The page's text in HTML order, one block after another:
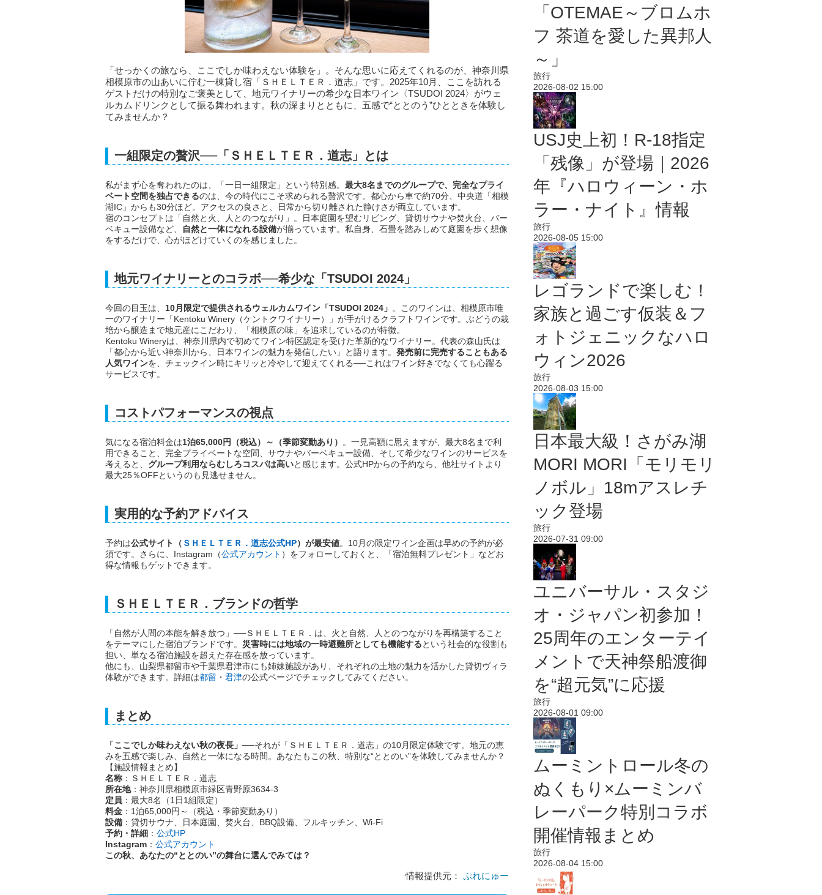
「せっかくの旅なら、ここでしか味わえない体験を」。そんな思いに応えてくれるのが、神奈川県
相模原市の山あいに佇む一棟貸し宿「ＳＨＥＬＴＥＲ．道志」です。2025年10月、ここを訪れる
ゲストだけの特別なご褒美として、地元ワイナリーの希少な日本ワイン〈TSUDOI 2024〉がウェ
ルカムドリンクとして振る舞われます。秋の深まりとともに、五感で“ととのう”ひとときを体験し
てみませんか？
一組限定の贅沢──「ＳＨＥＬＴＥＲ．道志」とは
私がまず心を奪われたのは、「一日一組限定」という特別感。 最大8名までのグループで、完全なプライ
ベート空間を独占できるのは、今の時代にこそ求められる贅沢です。都心から車で約70分、中央道「相模
湖IC」からも30分ほど。アクセスの良さと、日常から切り離された静けさが両立しています。
宿のコンセプトは「自然と火、人とのつながり」。日本庭園を望むリビング、貸切サウナや焚火台、バー
ベキュー設備など、
自然と一体になれる設備が揃っています。私自身、石畳を踏みしめて庭園を歩く想像
をするだけで、心がほどけていくのを感じました。
地元ワイナリーとのコラボ──希少な「TSUDOI 2024」
今回の目玉は、 10月限定で提供されるウェルカムワイン「TSUDOI 2024」 。このワインは、相模原市唯
一のワイナリー「Kentoku Winery（ケントクワイナリー）」が手がけるクラフトワインです。ぶどうの栽
培から醸造まで地元産にこだわり、「相模原の味」を追求しているのが特徴。
Kentoku Wineryは、神奈川県内で初めてワイン特区認定を受けた革新的なワイナリー。代表の森山氏は
「都心から近い神奈川から、日本ワインの魅力を発信したい」と語ります。 発売前に完売することもある
人気ワインを、チェックイン時にキリッと冷やして迎えてくれる──これはワイン好きでなくても心躍る
サービスです。
コストパフォーマンスの視点
気になる宿泊料金は1泊65,000円（税込）～（季節変動あり）
。一見高額に思えますが、最大8名まで利
用できること、完全プライベートな空間、サウナやバーベキュー設備、そして希少なワインのサービスを
考えると、 グループ利用ならむしろコスパは高いと感じます。公式HPからの予約なら、他社サイトより
最大25％OFFというのも見逃せません。
実用的な予約アドバイス
予約は公式サイト（ ＳＨＥＬＴＥＲ．道志公式HP）が最安値。10月の限定ワイン企画は早めの予約が必
須です。さらに、Instagram（公式アカウント ）をフォローしておくと、「宿泊無料プレゼント」などお
得な情報もゲットできます。
ＳＨＥＬＴＥＲ．ブランドの哲学
「自然が人間の本能を解き放つ」──ＳＨＥＬＴＥＲ．は、火と自然、人とのつながりを再構築すること
をテーマにした宿泊ブランドです。 災害時には地域の一時避難所としても機能するという社会的な役割も
担い、単なる宿泊施設を超えた存在感を放っています。
他にも、山梨県都留市や千葉県君津市にも姉妹施設があり、それぞれの土地の魅力を活かした貸切ヴィラ
体験ができます。詳細は都留 ・ 君津の公式ページでチェックしてみてください。
まとめ
「ここでしか味わえない秋の夜長」 ──それが「ＳＨＥＬＴＥＲ．道志」の10月限定体験です。地元の恵
みを五感で楽しみ、自然と一体になる時間。あなたもこの秋、特別な“ととのい”を体験してみませんか？
【施設情報まとめ】
名称 ：ＳＨＥＬＴＥＲ．道志
所在地：神奈川県相模原市緑区青野原3634-3
定員 ：最大8名（1日1組限定）
料金 ：1泊65,000円～（税込・季節変動あり）
設備 ：貸切サウナ、日本庭園、焚火台、BBQ設備、フルキッチン、Wi-Fi
予約・詳細 ： 公式HP
Instagram ： 公式アカウント
この秋、あなたの“ととのい”の舞台に選んでみては？
情報提供元： ぷれにゅー
「OTEMAE～ブロムホ
フ 茶道を愛した異邦人
～」
旅行
2026-08-02 15:00
USJ史上初！R-18指定
「残像」が登場｜2026
年『ハロウィーン・ホ
ラー・ナイト』情報
旅行
2026-08-05 15:00
レゴランドで楽しむ！
家族と過ごす仮装＆フ
ォトジェニックなハロ
ウィン2026
旅行
2026-08-03 15:00
日本最大級！さがみ湖
MORI MORI「モリモリ
ノボル」18mアスレチ
ック登場
旅行
2026-07-31 09:00
ユニバーサル・スタジ
オ・ジャパン初参加！
25周年のエンターテイ
メントで天神祭船渡御
を“超元気”に応援
旅行
2026-08-01 09:00
ムーミントロール冬の
ぬくもり×ムーミンバ
レーパーク特別コラボ
開催情報まとめ
旅行
2026-08-04 15:00